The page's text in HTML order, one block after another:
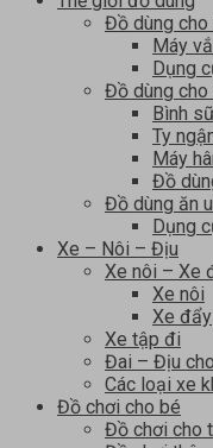
Đồ dùng cho
Máy
Dụng
Đồ dùng cho
Bình
Ty
Máy
Đồ
Đồ dùng ăn
Dụng
Xe – Nôi – Địu
Xe nôi – Xe
Xe nôi
Xe đẩy
Xe tập đi
Đai – Địu
Các loại xe
Đồ chơi cho bé
Đồ chơi cho